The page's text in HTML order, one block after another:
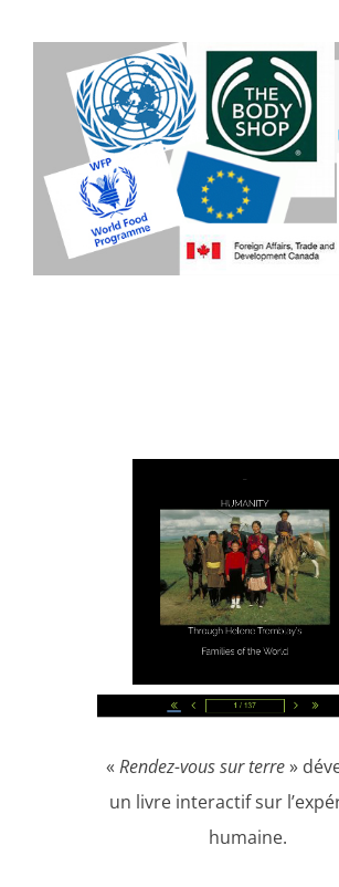
« Rendez-vous sur terre»
un livre interactif sur
humaine.